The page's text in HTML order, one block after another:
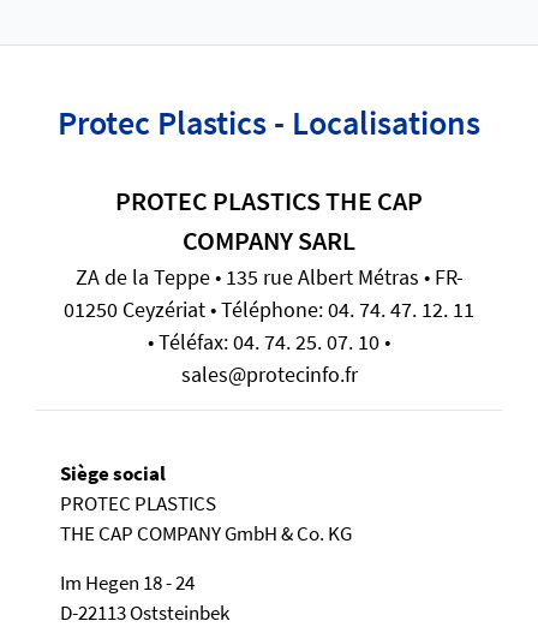
Protec Plastics - Localisations
PROTEC PLASTICS THE CAP
COMPANY SARL
ZA de la Teppe • 135 rue Albert Métras • FR-
01250 Ceyzériat • Téléphone: 04. 74. 47. 12. 11
• Téléfax: 04. 74. 25. 07. 10 •
sales@protecinfo.fr
Siège social
PROTEC PLASTICS
THE CAP COMPANY GmbH & Co. KG
Im Hegen 18 - 24
D-22113 Oststeinbek